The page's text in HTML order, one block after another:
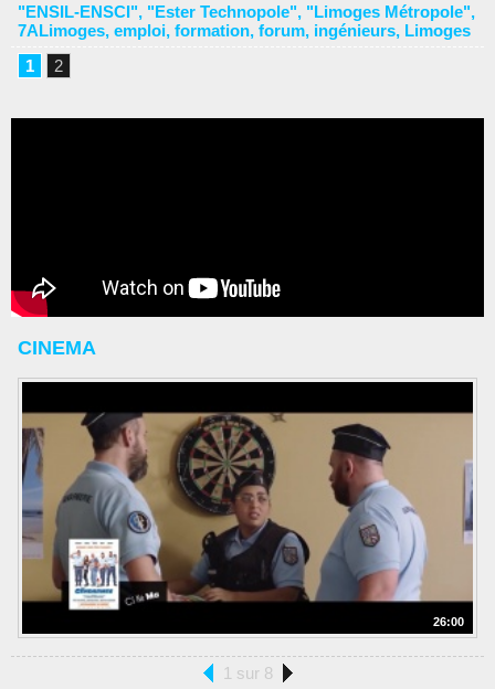
"ENSIL-ENSCI", "Ester Technopole", "Limoges Métropole",
7ALimoges, emploi, formation, forum, ingénieurs, Limoges
1
2
CINEMA
26:00
1 sur 8